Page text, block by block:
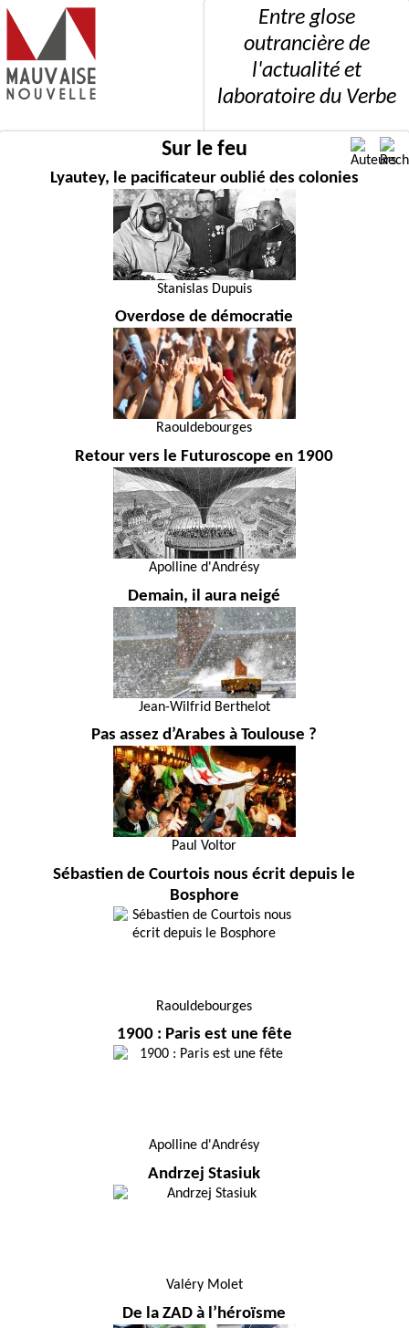
Entre glose
outrancière de
l'actualité et
laboratoire du Verbe
Sur le feu
Lyautey, le pacificateur oublié des colonies
Stanislas Dupuis
Overdose de démocratie
Raouldebourges
Retour vers le Futuroscope en 1900
Apolline d'Andrésy
Demain, il aura neigé
Jean-Wilfrid Berthelot
Pas assez d’Arabes à Toulouse ?
Paul Voltor
Sébastien de Courtois nous écrit depuis le
Bosphore
Raouldebourges
1900 : Paris est une fête
Apolline d'Andrésy
Andrzej Stasiuk
Valéry Molet
De la ZAD à l’héroïsme